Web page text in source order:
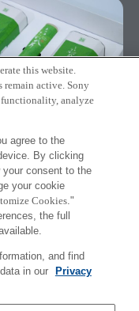
Chinaによる、
を活用した緑茶
に舩橋リサーチディ
登壇しました
18日
シーポリシー
this website.
remain active. Sony
analyze
agree to the
By clicking
your consent to the
your cookie
Cookies."
the full
and find
in our
Privacy